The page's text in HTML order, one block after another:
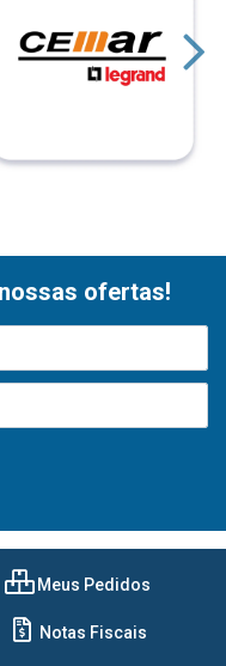
ofertas!
Meus Pedidos
Notas Fiscais